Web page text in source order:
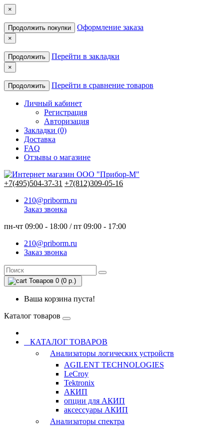
×
Продолжить покупки Оформление заказа
×
Продолжить Перейти в закладки
×
Продолжить Перейти в сравнение товаров
Личный кабинет
Регистрация
Авторизация
Закладки (0)
Доставка
FAQ
Отзывы о магазине
+7(495)504-37-31 +7(812)309-05-16
210@priborm.ru
Заказ звонка
пн-чт 09:00 - 18:00 / пт 09:00 - 17:00
210@priborm.ru
Заказ звонка
Товаров 0 (0 р.)
Ваша корзина пуста!
Каталог товаров
КАТАЛОГ ТОВАРОВ
Анализаторы логических устройств
AGILENT TECHNOLOGIES
LeCroy
Tektronix
АКИП
опции для АКИП
аксессуары АКИП
Анализаторы спектра